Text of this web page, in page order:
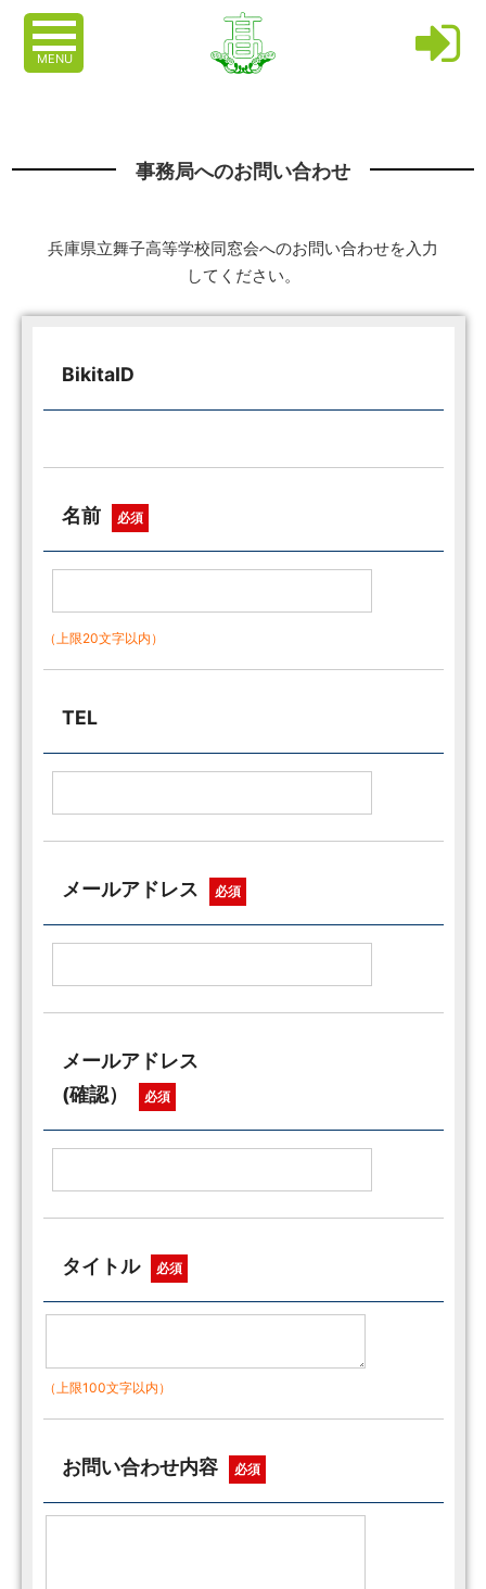
MENU
事務局へのお問い合わせ
兵庫県立舞子高等学校同窓会へのお問い合わせを入力
してください。
BikitaID
名前 必須
（上限20文字以内）
TEL
メールアドレス 必須
メールアドレス
(確認）
必須
タイトル 必須
（上限100文字以内）
お問い合わせ内容 必須